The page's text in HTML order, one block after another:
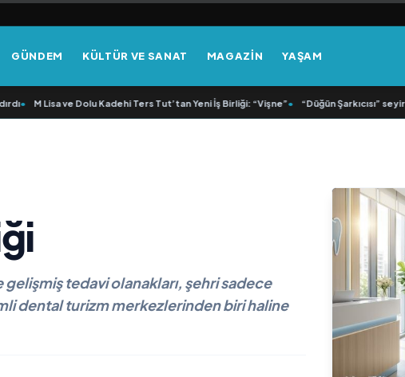
GÜNDEM KÜLTÜR VE SANAT MAGAZİN YAŞAM
• M Lisa ve Dolu Kadehi Ters Tut’tan Yeni İş Birliği: “Vişne”• “Düğün Şarkıcısı”
gelişmiş tedavi olanakları, şehri sadece
dental turizm merkezlerinden biri haline